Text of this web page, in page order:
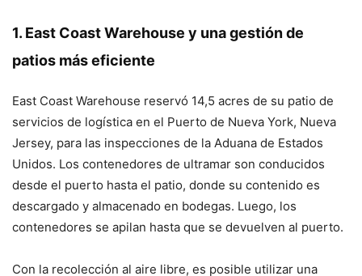
1. East Coast Warehouse y una gestión de
patios más eficiente
East Coast Warehouse reservó 14,5 acres de su patio de
servicios de logística en el Puerto de Nueva York, Nueva
Jersey, para las inspecciones de la Aduana de Estados
Unidos. Los contenedores de ultramar son conducidos
desde el puerto hasta el patio, donde su contenido es
descargado y almacenado en bodegas. Luego, los
contenedores se apilan hasta que se devuelven al puerto.
Con la recolección al aire libre, es posible utilizar una